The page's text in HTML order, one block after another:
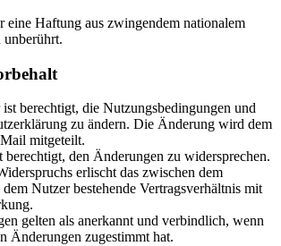
eine Haftung aus zwingendem nationalem
unberührt.
berechtigt, die Nutzungsbedingungen und
zu ändern. Die Änderung wird dem
mitgeteilt.
berechtigt, den Änderungen zu widersprechen.
erlischt das zwischen dem
Nutzer bestehende Vertragsverhältnis mit
gelten als anerkannt und verbindlich, wenn
Änderungen zugestimmt hat.